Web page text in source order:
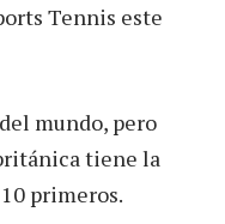
Tennis este
mundo, pero
tiene la
primeros.